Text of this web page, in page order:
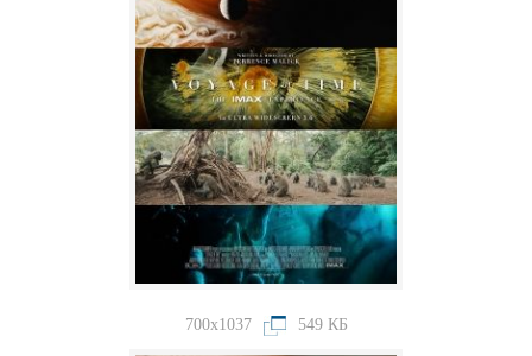
700x1037 549 КБ